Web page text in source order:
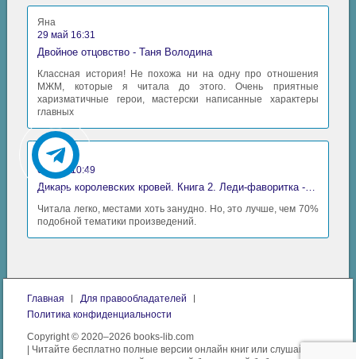
Яна
29 май 16:31
Двойное отцовство - Таня Володина
Классная история! Не похожа ни на одну про отношения
МЖМ, которые я читала до этого. Очень приятные
харизматичные герои, мастерски написанные характеры
главных
Аида
06 май 10:49
Дикарь королевских кровей. Книга 2. Леди-фаворитка - Анна Сергеевна Гаврилова
Читала легко, местами хоть занудно. Но, это лучше, чем 70%
подобной тематики произведений.
Главная
Для правообладателей
Политика конфиденциальности
Copyright © 2020–2026 books-lib.com
| Читайте бесплатно полные версии онлайн книг или слушайте